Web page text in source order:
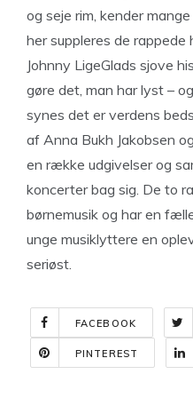
og seje rim, kender
her suppleres de
Johnny LigeGlads sjove
gøre det, man har lyst –
synes det er verdens
af Anna Bukh Jakobsen
en række udgivelser og
koncerter bag sig. De to
børnemusik og har en
unge musiklyttere en
seriøst.
FACEBOOK
PINTEREST